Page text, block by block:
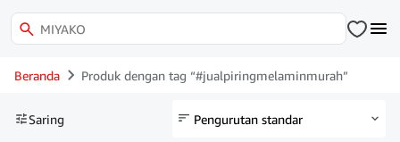
Beranda Produk dengan tag “#jualpiringmelaminmurah”
Saring